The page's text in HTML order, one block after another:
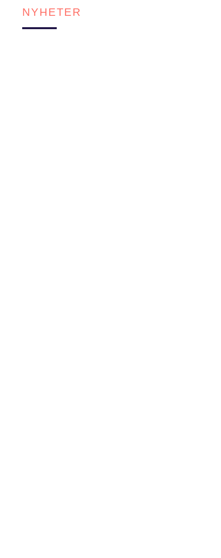
NYHETER